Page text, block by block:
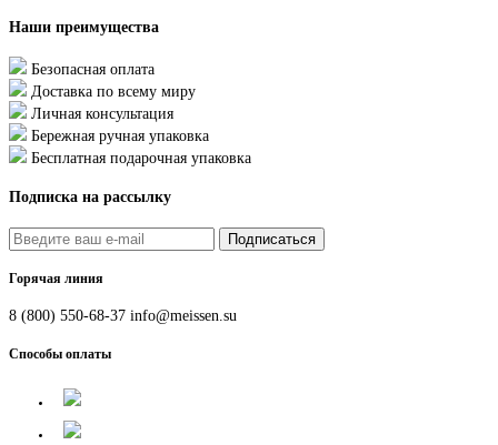
Наши преимущества
Безопасная оплата
Доставка по всему миру
Личная консультация
Бережная ручная упаковка
Бесплатная подарочная упаковка
Подписка на рассылку
Подписаться
Горячая линия
8 (800) 550-68-37 info@meissen.su
Способы оплаты